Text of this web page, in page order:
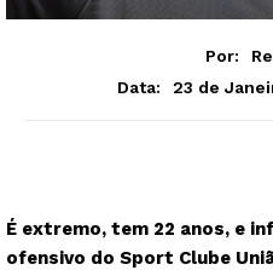
Por:
Data:
23 de
É extremo, tem 22 anos, e
ofensivo do Sport Clube